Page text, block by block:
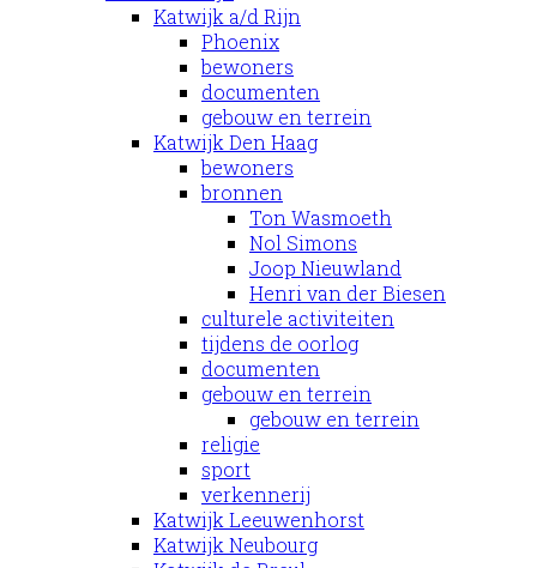
Katwijk a/d Rijn
Phoenix
bewoners
documenten
gebouw en terrein
Katwijk Den Haag
bewoners
bronnen
Ton Wasmoeth
Nol Simons
Joop Nieuwland
Henri van der Biesen
culturele activiteiten
tijdens de oorlog
documenten
gebouw en terrein
gebouw en terrein
religie
sport
verkennerij
Katwijk Leeuwenhorst
Katwijk Neubourg